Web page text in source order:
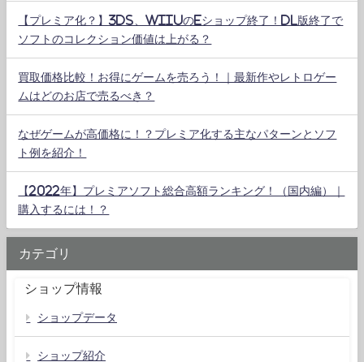
【プレミア化？】3DS、WiiUのeショップ終了！DL版終了で
ソフトのコレクション価値は上がる？
買取価格比較！お得にゲームを売ろう！｜最新作やレトロゲー
ムはどのお店で売るべき？
なぜゲームが高価格に！？プレミア化する主なパターンとソフ
ト例を紹介！
【2022年】プレミアソフト総合高額ランキング！（国内編）｜
購入するには！？
カテゴリ
ショップ情報
ショップデータ
ショップ紹介